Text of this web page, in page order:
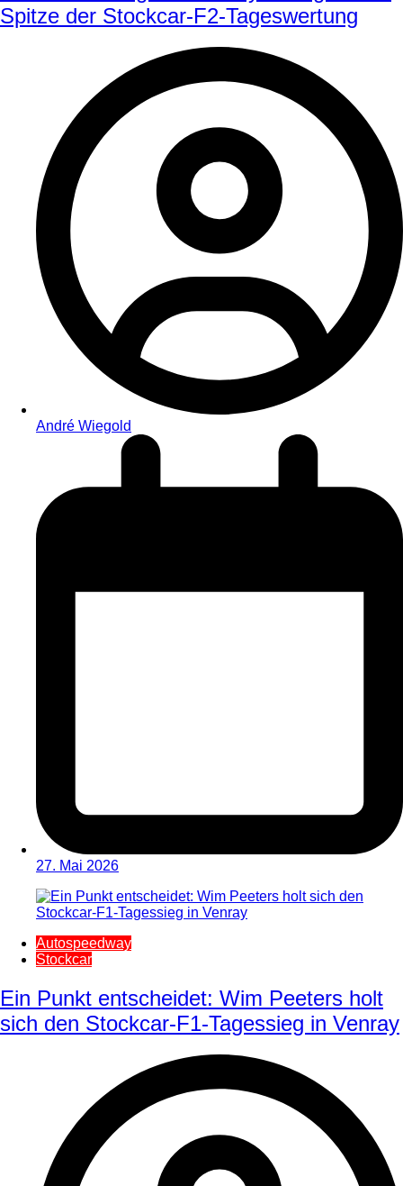
Spitze der Stockcar-F2-Tageswertung
André Wiegold
27. Mai 2026
Autospeedway
Stockcar
Ein Punkt entscheidet: Wim Peeters holt
sich den Stockcar-F1-Tagessieg in Venray